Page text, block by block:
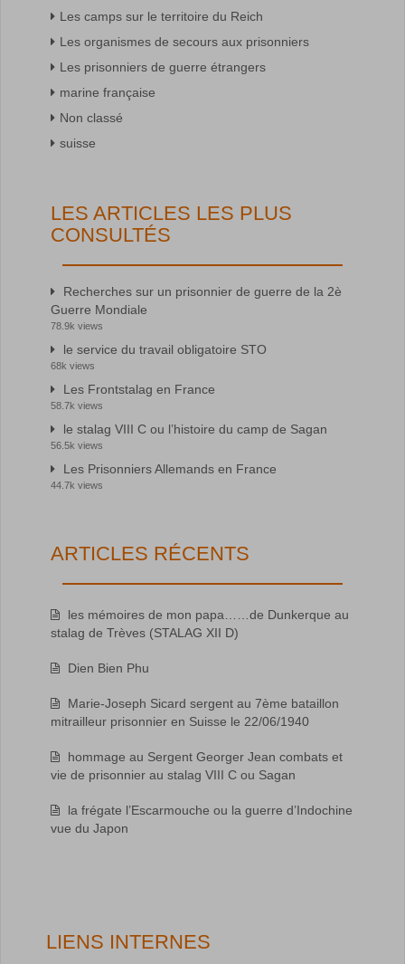
Les camps sur le territoire du Reich
Les organismes de secours aux prisonniers
Les prisonniers de guerre étrangers
marine française
Non classé
suisse
LES ARTICLES LES PLUS
CONSULTÉS
Recherches sur un prisonnier de guerre de la 2è
Guerre Mondiale
78.9k views
le service du travail obligatoire STO
68k views
Les Frontstalag en France
58.7k views
le stalag VIII C ou l’histoire du camp de Sagan
56.5k views
Les Prisonniers Allemands en France
44.7k views
ARTICLES RÉCENTS
les mémoires de mon papa……de Dunkerque au
stalag de Trèves (STALAG XII D)
Dien Bien Phu
Marie-Joseph Sicard sergent au 7ème bataillon
mitrailleur prisonnier en Suisse le 22/06/1940
hommage au Sergent Georger Jean combats et
vie de prisonnier au stalag VIII C ou Sagan
la frégate l’Escarmouche ou la guerre d’Indochine
vue du Japon
LIENS INTERNES